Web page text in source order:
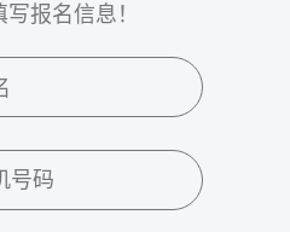
报名信息！